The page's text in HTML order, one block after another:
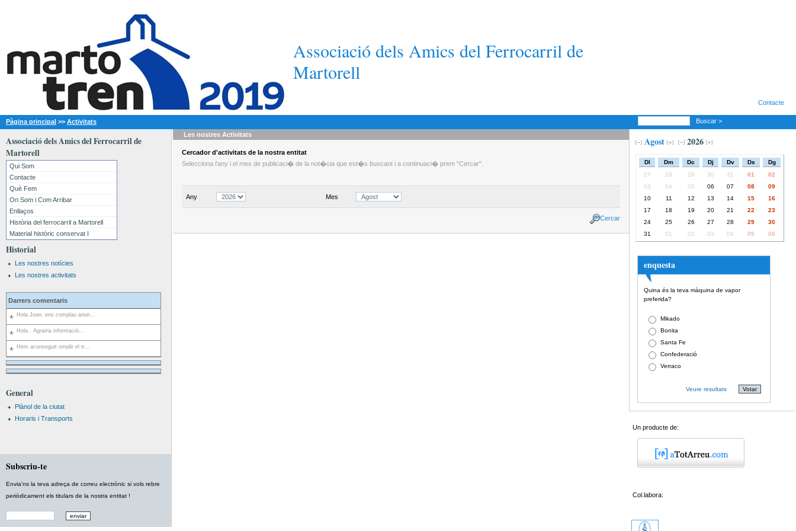
Associació dels Amics del Ferrocarril de
Martorell
Contacte
Pàgina principal >> Activitats Buscar >
Associació dels Amics del Ferrocarril de
Martorell
Qui Som
Contacte
Què Fem
On Som i Com Arribar
Enllaços
Història del ferrocarril a Martorell
Material històric conservat I
Historial
Les nostres notícies
Les nostres activitats
Darrers comentaris
Hola Joan, ens complau anun...
Hola . Agrairia informació...
Hem aconseguit omplir el tr...
General
Plànol de la ciutat
Horaris i Transports
Subscriu-te
Envia'ns la teva adreça de correu electrònic si vols rebre
periòdicament els titulars de la nostra entitat !
Les nostres Activitats
Cercadord'activitats de la nostra entitat
Selecciona l'any i el mes de publicaci� de la not�cia que est�s buscant i a continuaci� prem "Cercar".
Any Mes
Cercar
Agost 2026
Dl Dm Dc Dj Dv Ds
Dg
27
28 29 30 31 01
02
03
04 05 06 07 08
09
10
11 12 13 14 15
16
17
18 19 20 21 22
23
24
25 26 27 28 29
30
31
01 02 03 04 05 06
enquesta
Quina és la teva màquina de vapor
preferida?
Mikado
Bonita
Santa Fe
Confederació
Verraco
Veure resultats
Un producte de:
Col.labora: